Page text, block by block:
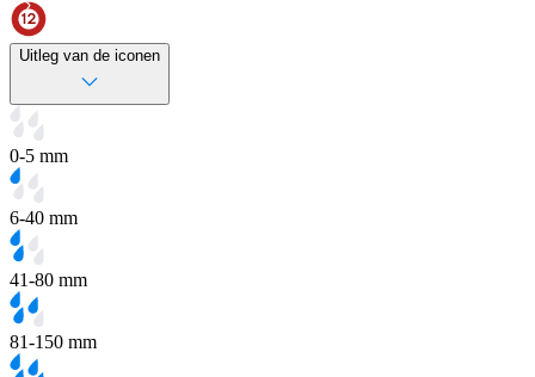
Uitleg van de iconen
0-5 mm
6-40 mm
41-80 mm
81-150 mm